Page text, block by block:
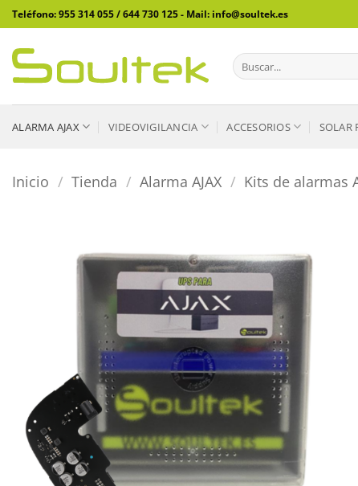
Saltar
al
contenido
Teléfono: 955 314 055 / 644 730 125 - Mail: info@soultek.es
Buscar
por:
ALARMA AJAX VIDEOVIGILANCIA ACCESORIOS SOLAR
Inicio / Tienda / Alarma AJAX / Kits de alarmas